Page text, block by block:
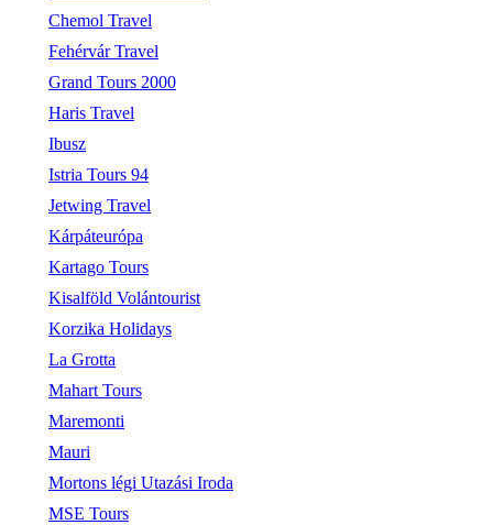
Chemol Travel
Fehérvár Travel
Grand Tours 2000
Haris Travel
Ibusz
Istria Tours 94
Jetwing Travel
Kárpáteurópa
Kartago Tours
Kisalföld Volántourist
Korzika Holidays
La Grotta
Mahart Tours
Maremonti
Mauri
Mortons légi Utazási Iroda
MSE Tours